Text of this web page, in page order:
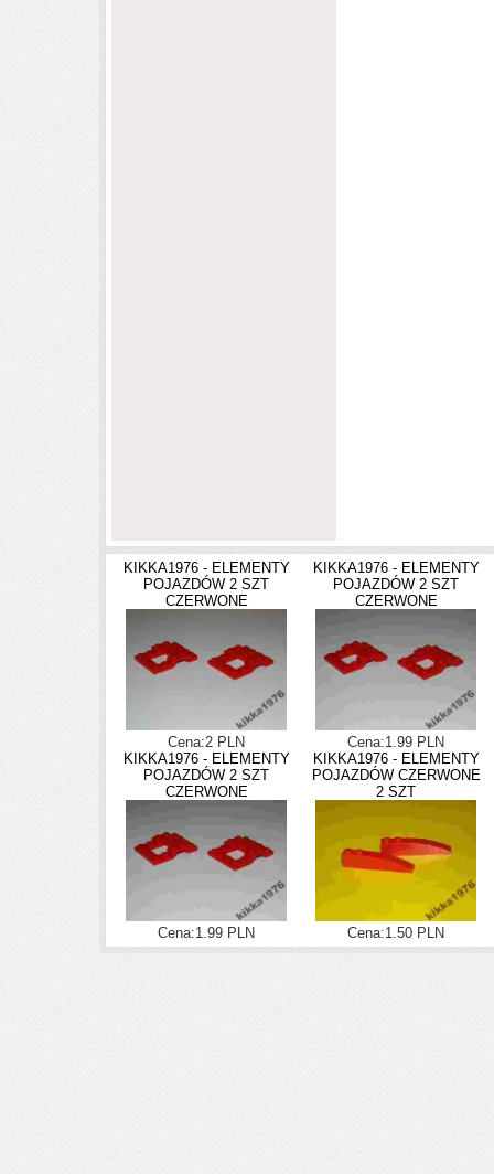
KIKKA1976 - ELEMENTY
POJAZDÓW 2 SZT
CZERWONE
Cena:2 PLN
KIKKA1976 - ELEMENTY
POJAZDÓW 2 SZT
CZERWONE
Cena:1.99 PLN
KIKKA1976 - ELEMENTY
POJAZDÓW 2 SZT
CZERWONE
Cena:1.99 PLN
KIKKA1976 - ELEMENTY
POJAZDÓW CZERWONE
2 SZT
Cena:1.50 PLN